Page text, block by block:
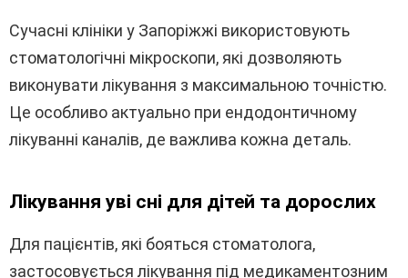
Сучасні клініки у Запоріжжі використовують
стоматологічні мікроскопи, які дозволяють
виконувати лікування з максимальною точністю.
Це особливо актуально при ендодонтичному
лікуванні каналів, де важлива кожна деталь.
Лікування уві сні для дітей та дорослих
Для пацієнтів, які бояться стоматолога,
застосовується лікування під медикаментозним